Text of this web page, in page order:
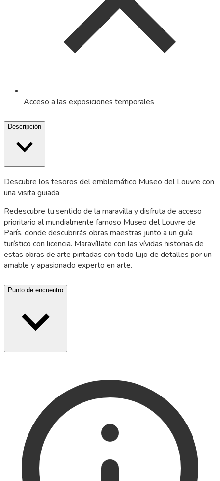
Acceso a las exposiciones temporales
Descripción
Descubre los tesoros del emblemático Museo del Louvre con
una visita guiada
Redescubre tu sentido de la maravilla y disfruta de acceso
prioritario al mundialmente famoso Museo del Louvre de
París, donde descubrirás obras maestras junto a un guía
turístico con licencia. Maravíllate con las vívidas historias de
estas obras de arte pintadas con todo lujo de detalles por un
amable y apasionado experto en arte.
Punto de encuentro